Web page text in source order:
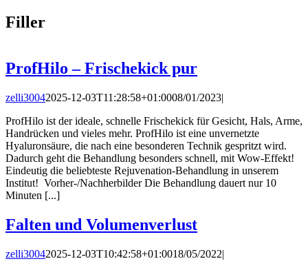
Filler
ProfHilo – Frischekick pur
zelli30042025-12-03T11:28:58+01:0008/01/2023|
ProfHilo ist der ideale, schnelle Frischekick für Gesicht, Hals, Arme,
Handrücken und vieles mehr. ProfHilo ist eine unvernetzte
Hyaluronsäure, die nach eine besonderen Technik gespritzt wird.
Dadurch geht die Behandlung besonders schnell, mit Wow-Effekt!
Eindeutig die beliebteste Rejuvenation-Behandlung in unserem
Institut! Vorher-/Nachherbilder Die Behandlung dauert nur 10
Minuten [...]
Falten und Volumenverlust
zelli30042025-12-03T10:42:58+01:0018/05/2022|